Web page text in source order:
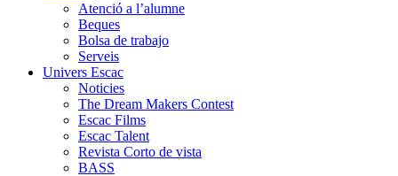
Atenció a l’alumne
Beques
Bolsa de trabajo
Serveis
Univers Escac
Noticies
The Dream Makers Contest
Escac Films
Escac Talent
Revista Corto de vista
BASS